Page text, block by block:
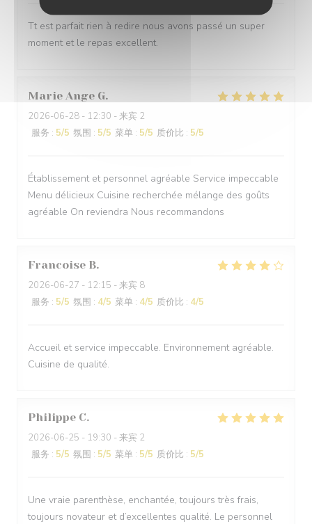
Tt est parfait rien à redire nous avons passé un super
moment et le repas excellent.
Marie Ange G
2026-06-28 - 12:30 - 来宾 2
服务 : 5/5 氛围 : 5/5 菜单 : 5/5 质价比 : 5/5
Établissement et personnel agréable Service impeccable
Menu délicieux Cuisine recherchée mélange des goûts
agréable On reviendra Nous recommandons
Francoise B
2026-06-27 - 12:15 - 来宾 8
服务 : 5/5 氛围 : 4/5 菜单 : 4/5 质价比 : 4/5
Accueil et service impeccable. Environnement agréable.
Cuisine de qualité.
Philippe C
2026-06-25 - 19:30 - 来宾 2
服务 : 5/5 氛围 : 5/5 菜单 : 5/5 质价比 : 5/5
Une vraie parenthèse, enchantée, toujours très frais,
toujours novateur et d’excellentes qualité. Le personnel